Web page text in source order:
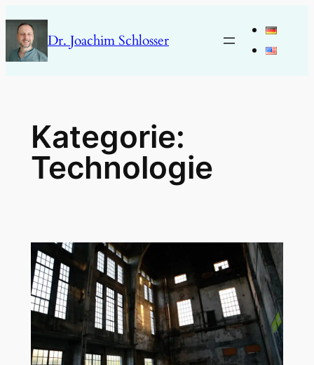
Inhalt
springen
Dr. Joachim Schlosser
Kategorie:
Technologie